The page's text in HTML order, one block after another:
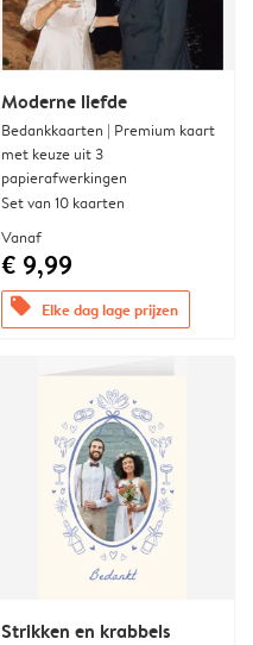
Moderne liefde
Bedankkaarten | Premium kaart
met keuze uit 3
papierafwerkingen
Set van 10 kaarten
Vanaf
€ 9,99
offers Elke dag lage prijzen
Strikken en krabbels